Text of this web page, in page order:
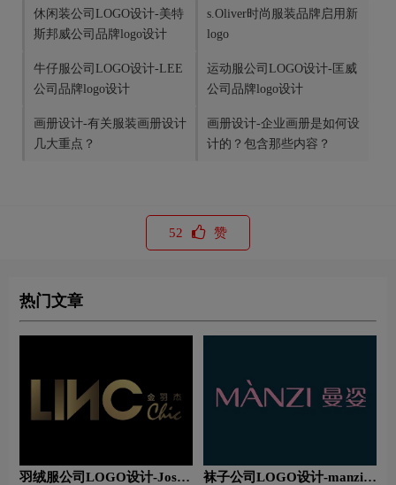
休闲装公司LOGO设计-美特
斯邦威公司品牌logo设计
s.Oliver时尚服装品牌启用新
logo
牛仔服公司LOGO设计-LEE
公司品牌logo设计
运动服公司LOGO设计-匡威
公司品牌logo设计
画册设计-有关服装画册设计
几大重点？
画册设计-企业画册是如何设
计的？包含那些内容？
52 赞
热门文章
羽绒服公司LOGO设计-Jossy 袜子公司LOGO设计-manzi曼